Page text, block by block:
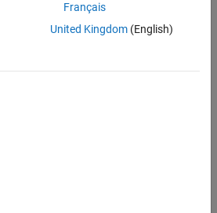
plot of flow through the channels A and B
Français
United Kingdom(English)